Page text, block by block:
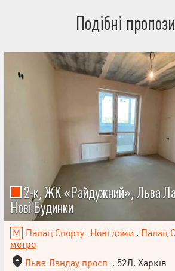
Подібні
2-к, ЖК «Райдужний», Льва
Нові Будинки
Палац Спорту Нові доми , Палац
метро
Льва Ландау просп. , 52Л, Харків